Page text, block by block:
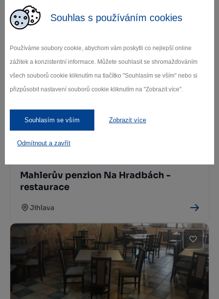
Souhlas s používáním cookies
Používáme soubory cookie, abychom vám poskytli co nejlepší online
zážitek a konzistentní informace. Můžete souhlasit se shromažďováním
všech souborů cookie kliknutím na tlačítko "Souhlasím se vším" nebo si
přizpůsobit nastavení souborů cookie kliknutím na "Zobrazit více".
Souhlasím se vším Zobrazit více
Odmítnout a zavřít
Hospoda U Jakuba
Jihlava
Mahlerův penzion Na Hradbách -
restaurace
Jihlava